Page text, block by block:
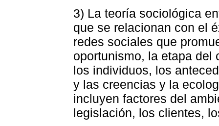
3) La teoría sociológica
que se relacionan con el
redes sociales que
oportunismo, la etapa del
los individuos, los
y las creencias y la
incluyen factores del
legislación, los clientes,